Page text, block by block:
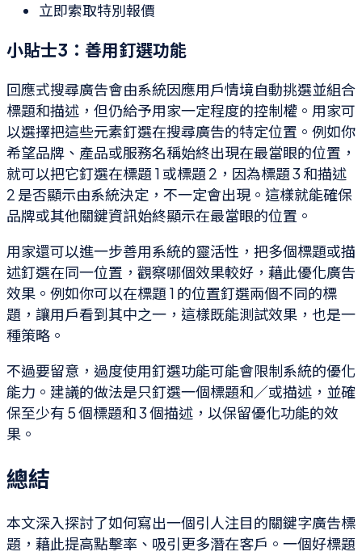
立即索取特別報價
小貼士3：善用釘選功能
回應式搜尋廣告會由系統因應用戶情境自動挑選並組合
標題和描述，但仍給予用家一定程度的控制權。用家可
以選擇把這些元素釘選在搜尋廣告的特定位置。例如你
希望品牌、產品或服務名稱始終出現在最當眼的位置，
就可以把它釘選在標題 1 或標題 2，因為標題 3 和描述
2 是否顯示由系統決定，不一定會出現。這樣就能確保
品牌或其他關鍵資訊始終顯示在最當眼的位置。
用家還可以進一步善用系統的靈活性，把多個標題或描
述釘選在同一位置，觀察哪個效果較好，藉此優化廣告
效果。例如你可以在標題 1 的位置釘選兩個不同的標
題，讓用戶看到其中之一，這樣既能測試效果，也是一
種策略。
不過要留意，過度使用釘選功能可能會限制系統的優化
能力。建議的做法是只釘選一個標題和／或描述，並確
保至少有 5 個標題和 3 個描述，以保留優化功能的效
果。
總結
本文深入探討了如何寫出一個引人注目的關鍵字廣告標
題，藉此提高點擊率、吸引更多潛在客戶。一個好標題